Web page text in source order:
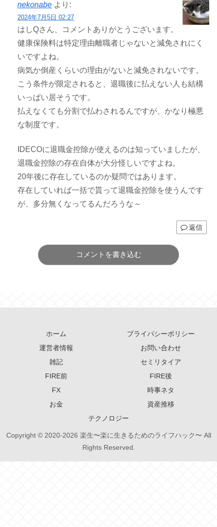
nekonabe より:
2024年7月5日 02:27
はしQさん、コメントありがとうございます。
健康保険料は特定理由離職者じゃないと減免されにく
いですよね。
病気か倒産くらいの理由がないと減免されないです。
こう条件が限定されると、退職後に払えない人も結構
いっぱい居そうです。
払えなくても分割で払わされるんですが、かなり極悪
な制度です。
IDECOに退職金控除が使えるのは知っていましたが、
退職金控除の存在自体が大分怪しいですよね。
20年後に存在しているのか疑問ではあります。
存在していれば一括で貰って退職金控除を使うんです
が、多分無くなってるんだろうな～
返信
コメントを書き込む
ホーム
プライバシーポリシー
運営者情報
お問い合わせ
雑記
セミリタイア
FIRE前
FIRE後
FX
時事ネタ
お金
資産推移
テクノロジー
Copyright © 2020-2026 楽生〜楽に生きるためのライフハック〜 All
Rights Reserved.